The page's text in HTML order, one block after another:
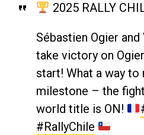
2025 RALLY
Sébastien Ogier
take victory on
start! What a way to
milestone – the
world title is ON!
#RallyChile